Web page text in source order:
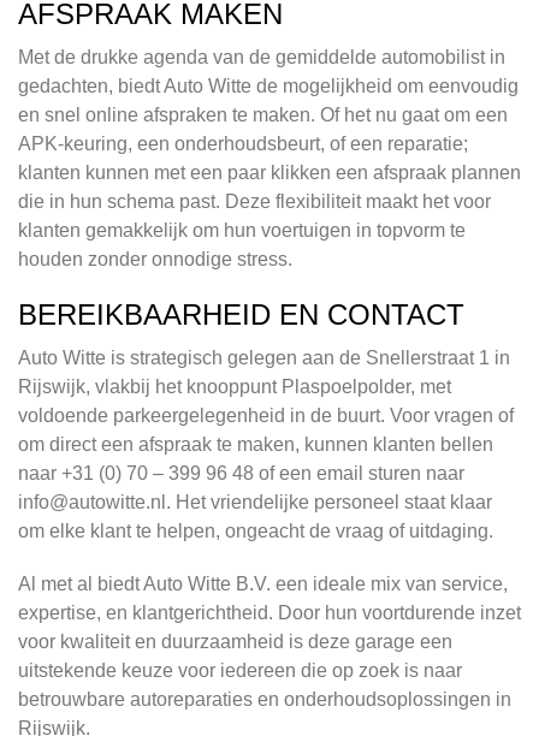
AFSPRAAK MAKEN
Met de drukke agenda van de gemiddelde automobilist in
gedachten, biedt Auto Witte de mogelijkheid om eenvoudig
en snel online afspraken te maken. Of het nu gaat om een
APK-keuring, een onderhoudsbeurt, of een reparatie;
klanten kunnen met een paar klikken een afspraak plannen
die in hun schema past. Deze flexibiliteit maakt het voor
klanten gemakkelijk om hun voertuigen in topvorm te
houden zonder onnodige stress.
BEREIKBAARHEID EN CONTACT
Auto Witte is strategisch gelegen aan de Snellerstraat 1 in
Rijswijk, vlakbij het knooppunt Plaspoelpolder, met
voldoende parkeergelegenheid in de buurt. Voor vragen of
om direct een afspraak te maken, kunnen klanten bellen
naar +31 (0) 70 – 399 96 48 of een email sturen naar
info@autowitte.nl . Het vriendelijke personeel staat klaar
om elke klant te helpen, ongeacht de vraag of uitdaging.
Al met al biedt Auto Witte B.V. een ideale mix van service,
expertise, en klantgerichtheid. Door hun voortdurende inzet
voor kwaliteit en duurzaamheid is deze garage een
uitstekende keuze voor iedereen die op zoek is naar
betrouwbare autoreparaties en onderhoudsoplossingen in
Rijswijk.